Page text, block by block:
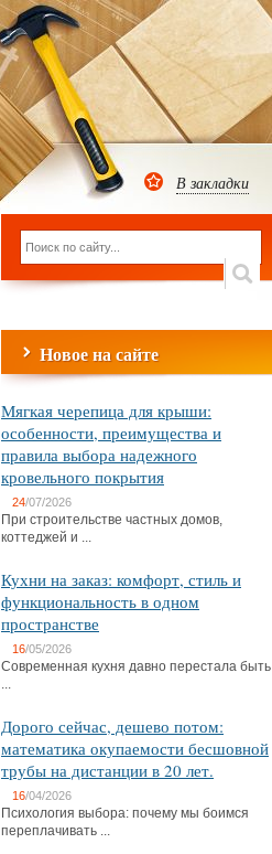
В закладки
Новое на сайте
Мягкая черепица для крыши:
особенности, преимущества и
правила выбора надежного
кровельного покрытия
24/07/2026
При строительстве частных домов,
коттеджей и ...
Кухни на заказ: комфорт, стиль и
функциональность в одном
пространстве
16/05/2026
Современная кухня давно перестала быть
...
Дорого сейчас, дешево потом:
математика окупаемости бесшовной
трубы на дистанции в 20 лет.
16/04/2026
Психология выбора: почему мы боимся
переплачивать ...